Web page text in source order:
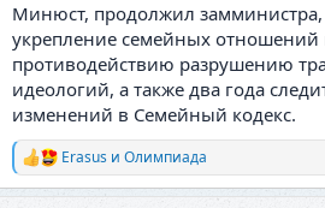
Минюст, продолжил
укрепление семейных отношений
противодействию разрушению
идеологий, а также два года
изменений в Семейный кодекс.
Р
е
Erasus и Олимпиада